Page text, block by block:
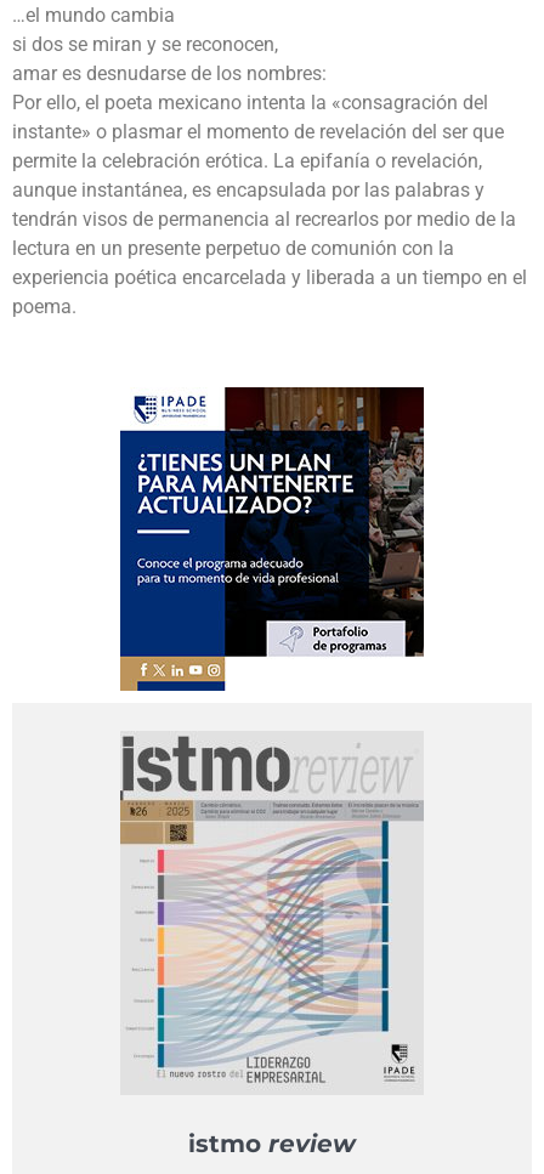
…el mundo cambia
si dos se miran y se reconocen,
amar es desnudarse de los nombres:
Por ello, el poeta mexicano intenta la «consagración del
instante» o plasmar el momento de revelación del ser que
permite la celebración erótica. La epifanía o revelación,
aunque instantánea, es encapsulada por las palabras y
tendrán visos de permanencia al recrearlos por medio de la
lectura en un presente perpetuo de comunión con la
experiencia poética encarcelada y liberada a un tiempo en el
poema.
istmo review